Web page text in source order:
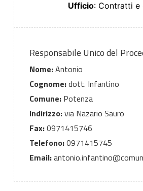
Ufficio: Contratti e
Responsabile Unico del
Nome:Antonio
Cognome:dott. Infantino
Comune:Potenza
Indirizzo:via Nazario Sauro
Fax:0971415746
Telefono:0971415745
Email: